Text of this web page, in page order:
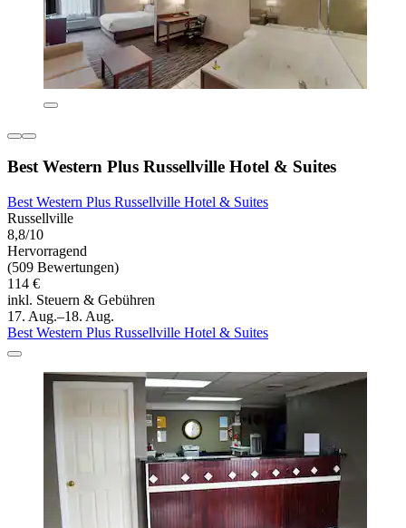
Best Western Plus Russellville Hotel & Suites
Best Western Plus Russellville Hotel & Suites
Russellville
8,8/10
Hervorragend
(509 Bewertungen)
114 €
inkl. Steuern & Gebühren
17. Aug.–18. Aug.
Best Western Plus Russellville Hotel & Suites